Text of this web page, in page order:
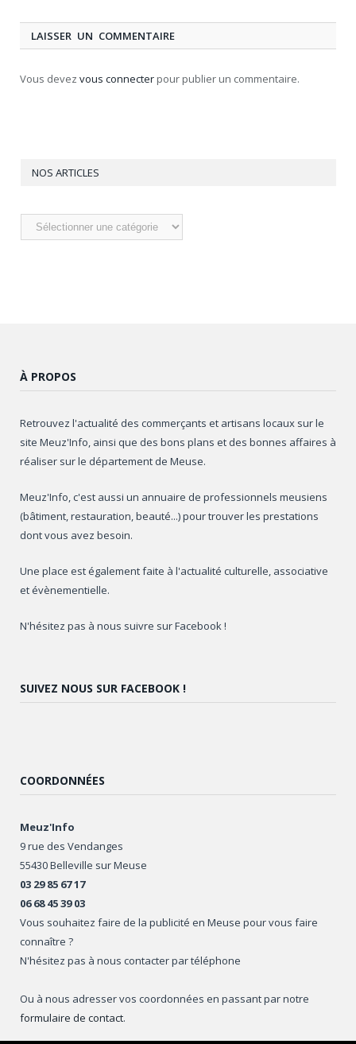
LAISSER UN COMMENTAIRE
Vous devez vous connecter pour publier un commentaire.
NOS ARTICLES
Nos
articles
À PROPOS
Retrouvez l'actualité des commerçants et artisans locaux sur le
site Meuz'Info, ainsi que des bons plans et des bonnes affaires à
réaliser sur le département de Meuse.
Meuz'Info, c'est aussi un annuaire de professionnels meusiens
(bâtiment, restauration, beauté...) pour trouver les prestations
dont vous avez besoin.
Une place est également faite à l'actualité culturelle, associative
et évènementielle.
N'hésitez pas à nous suivre sur Facebook !
SUIVEZ NOUS SUR FACEBOOK !
COORDONNÉES
Meuz'Info
9 rue des Vendanges
55430 Belleville sur Meuse
03 29 85 67 17
06 68 45 39 03
Vous souhaitez faire de la publicité en Meuse pour vous faire
connaître ?
N'hésitez pas à nous contacter par téléphone
Ou à nous adresser vos coordonnées en passant par notre
formulaire de contact.